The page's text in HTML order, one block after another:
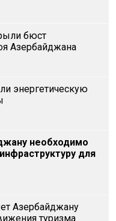
бюст
Азербайджана
энергетическую
необходимо
для
Азербайджану
туризма